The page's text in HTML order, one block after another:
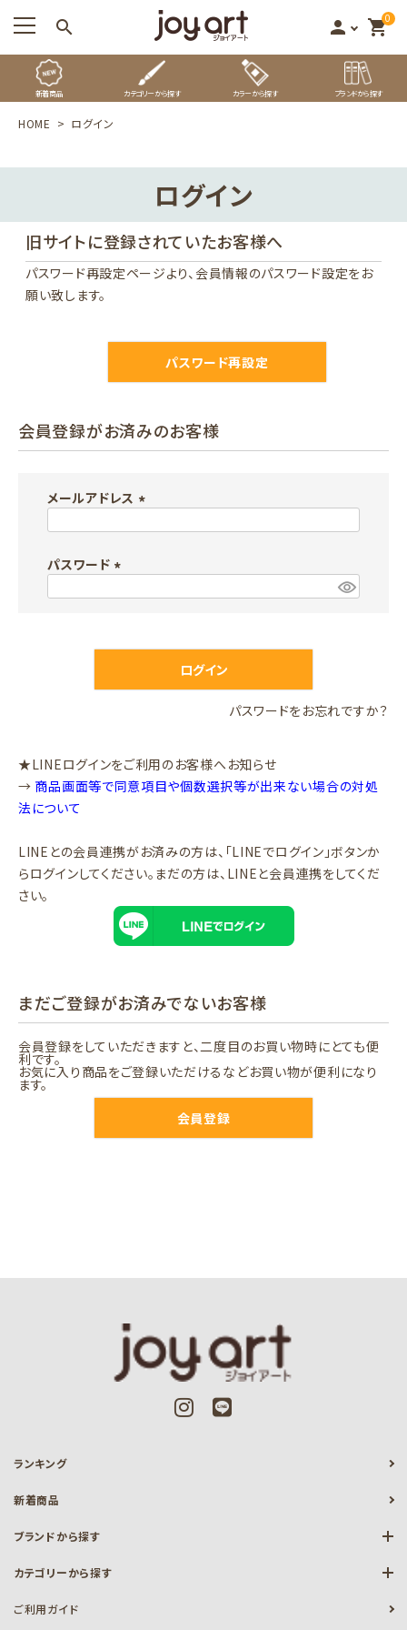
search person 0
shopping_cart
新着商品 カテゴリーから探す カラーから探す ブランドから探す
HOME ログイン
ログイン
旧サイトに登録されていたお客様へ
パスワード再設定ページより、会員情報のパスワード設定をお
願い致します。
パスワード再設定
会員登録がお済みのお客様
メールアドレス
パスワード
)
ログイン
パスワードをお忘れですか？
★LINEログインをご利用のお客様へお知らせ
→ 商品画面等で同意項目や個数選択等が出来ない場合の対処
法について
LINEとの会員連携がお済みの方は、「LINEでログイン」ボタンか
らログインしてください。まだの方は、 LINEと会員連携をしてくだ
さい。
まだご登録がお済みでないお客様
会員登録をしていただきますと、二度目のお買い物時にとても便
利です。
お気に入り商品をご登録いただけるなどお買い物が便利になり
ます。
会員登録
ランキング
新着商品
ブランドから探す
カテゴリーから探す
ご利用ガイド